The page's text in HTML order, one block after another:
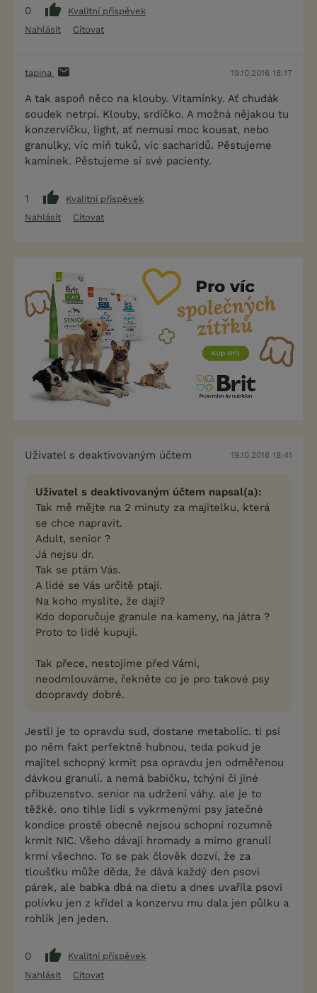
0
Kvalitní příspěvek
Nahlásit
Citovat
tapina 19.10.2016 18:17
A tak aspoň něco na klouby. Vitamínky. Ať chudák
soudek netrpí. Klouby, srdíčko. A možná nějakou tu
konzervičku, light, ať nemusí moc kousat, nebo
granulky, víc míň tuků, víc sacharidů. Pěstujeme
kamínek. Pěstujeme si své pacienty.
1
Kvalitní příspěvek
Nahlásit
Citovat
Uživatel s deaktivovaným účtem 19.10.2016 18:41
Uživatel s deaktivovaným účtem napsal(a):
Tak mě mějte na 2 minuty za majitelku, která
se chce napravit.
Adult, senior ?
Já nejsu dr.
Tak se ptám Vás.
A lidé se Vás určitě ptají.
Na koho myslíte, že dají?
Kdo doporučuje granule na kameny, na játra ?
Proto to lidé kupují.
Tak přece, nestojíme před Vámi,
neodmlouváme, řekněte co je pro takové psy
doopravdy dobré.
Jestli je to opravdu sud, dostane metabolic. ti psi
po něm fakt perfektně hubnou, teda pokud je
majitel schopný krmit psa opravdu jen odměřenou
dávkou granulí. a nemá babičku, tchýni či jiné
příbuzenstvo. senior na udržení váhy. ale je to
těžké. ono tihle lidi s vykrmenými psy jatečné
kondice prostě obecně nejsou schopní rozumně
krmit NIC. Všeho dávají hromady a mimo granulí
krmí všechno. To se pak člověk dozví, že za
tloušťku může děda, že dává každý den psovi
párek, ale babka dbá na dietu a dnes uvařila psovi
polívku jen z křídel a konzervu mu dala jen půlku a
rohlík jen jeden.
0
Kvalitní příspěvek
Nahlásit
Citovat